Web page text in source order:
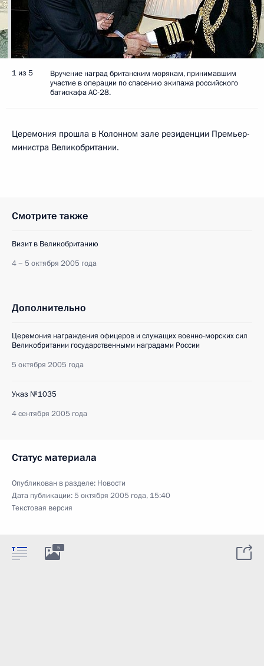
1 из 5
Вручение наград британским морякам, принимавшим
участие в операции по спасению экипажа российского
батискафа АС-28.
Церемония прошла в Колонном зале резиденции Премьер-
министра Великобритании.
Смотрите также
Визит в Великобританию
4 − 5 октября 2005 года
Дополнительно
Церемония награждения офицеров и служащих военно-морских сил
Великобритании государственными наградами России
5 октября 2005 года
Указ №1035
4 сентября 2005 года
Статус материала
Опубликован в разделе: Новости
Дата публикации:5 октября 2005 года, 15:40
Текстовая версия
5